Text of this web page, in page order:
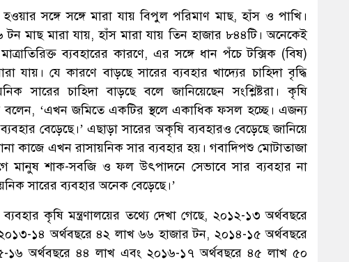
সঙ্গে সঙ্গে মারা যায় বিপুল পরিমাণ মাছ, হাঁস ও পাখি।
মাছ মারা যায়, হাঁস মারা যায় তিন হাজার ৮৪৪টি। অনেকেই
ব্যবহারের কারণে, এর সঙ্গে ধান পঁচে টক্সিক (বিষ)
যে কারণে বাড়ছে সারের ব্যবহার খাদ্যের চাহিদা বৃদ্ধি
সারের চাহিদা বাড়ছে বলে জানিয়েছেন সংশ্লিষ্টরা। কৃষি
বলেন, ‘এখন জমিতে একটির স্থলে একাধিক ফসল হচ্ছে। এজন্য
বেড়েছে।’ এছাড়া সারের অকৃষি ব্যবহারও বেড়েছে জানিয়ে
কাজে এখন রাসায়নিক সার ব্যবহার হয়। গবাদিপশু মোটাতাজা
মানুষ শাক-সবজি ও ফল উৎপাদনে সেভাবে সার ব্যবহার না
সারের ব্যবহার অনেক বেড়েছে।’
কৃষি মন্ত্রণালয়ের তথ্যে দেখা গেছে, ২০১২-১৩ অর্থবছরে
১৪ অর্থবছরে ৪২ লাখ ৬৬ হাজার টন, ২০১৪-১৫ অর্থবছরে
১৬ অর্থবছরে ৪৪ লাখ এবং ২০১৬-১৭ অর্থবছরে ৪৫ লাখ ৫০